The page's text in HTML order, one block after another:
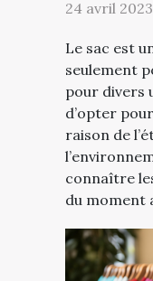
24 avril 2023
Le sac est
seulement
pour divers
d’opter
raison de
connaître
du moment